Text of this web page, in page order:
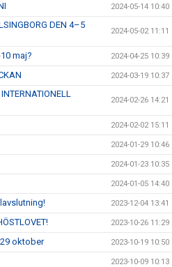
2024-05-14 10:40
DEN 4–5
2024-05-02 11:11
maj? 2024-04-25 10:39
2024-03-19 10:37
2024-02-26 14:21
2024-02-02 15:11
2024-01-29 10:46
2024-01-23 10:35
2024-01-05 14:40
2023-12-04 13:41
2023-10-26 11:29
oktober 2023-10-19 10:50
2023-10-09 10:13